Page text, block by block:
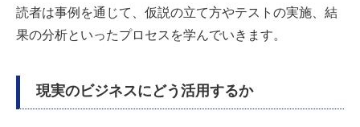
読者は事例を通じて、仮説の立て方やテストの実施、結
果の分析といったプロセスを学んでいきます。
現実のビジネスにどう活用するか